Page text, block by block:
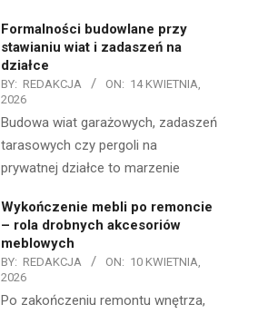
Formalności budowlane przy
stawianiu wiat i zadaszeń na
działce
BY: REDAKCJA ON: 14 KWIETNIA,
2026
Budowa wiat garażowych, zadaszeń
tarasowych czy pergoli na
prywatnej działce to marzenie
Wykończenie mebli po remoncie
– rola drobnych akcesoriów
meblowych
BY: REDAKCJA ON: 10 KWIETNIA,
2026
Po zakończeniu remontu wnętrza,